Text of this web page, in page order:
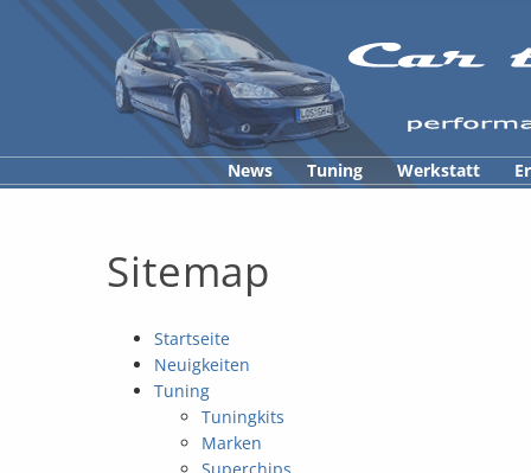
News Tuning Werkstatt
Sitemap
Startseite
Neuigkeiten
Tuning
Tuningkits
Marken
Superchips